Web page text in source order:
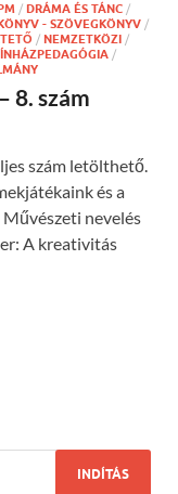
/ DRÁMA ÉS TÁNC /
- SZÖVEGKÖNYV /
/ NEMZETKÖZI /
/
8. szám
szám letölthető.
és a
nevelés
A kreativitás